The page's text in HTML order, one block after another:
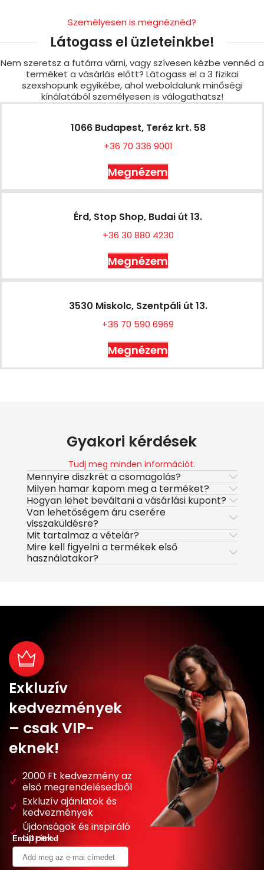
Személyesen is megnéznéd?
Látogass el üzleteinkbe!
Nem szeretsz a futárra várni, vagy szívesen kézbe vennéd a
terméket a vásárlás előtt? Látogass el a 3 fizikai
szexshopunk egyikébe, ahol weboldalunk minőségi
kínálatából személyesen is válogathatsz!
1066 Budapest, Teréz krt. 58
+36 70 336 9001
Megnézem
Érd, Stop Shop, Budai út 13.
+36 30 880 4230
Megnézem
3530 Miskolc, Szentpáli út 13.
+36 70 590 6969
Megnézem
Gyakori kérdések
Tudj meg minden információt.
Mennyire diszkrét a csomagolás?
Milyen hamar kapom meg a terméket?
Hogyan lehet beváltani a vásárlási kupont?
Van lehetőségem áru cserére
visszaküldésre?
Mit tartalmaz a vételár?
Mire kell figyelni a termékek első
használatakor?
Exkluzív
kedvezmények
– csak VIP-
eknek!
2000 Ft kedvezmény az
első megrendelésedből
Exkluzív ajánlatok és
kedvezmények
Újdonságok és inspiráló
tippek
Email címed